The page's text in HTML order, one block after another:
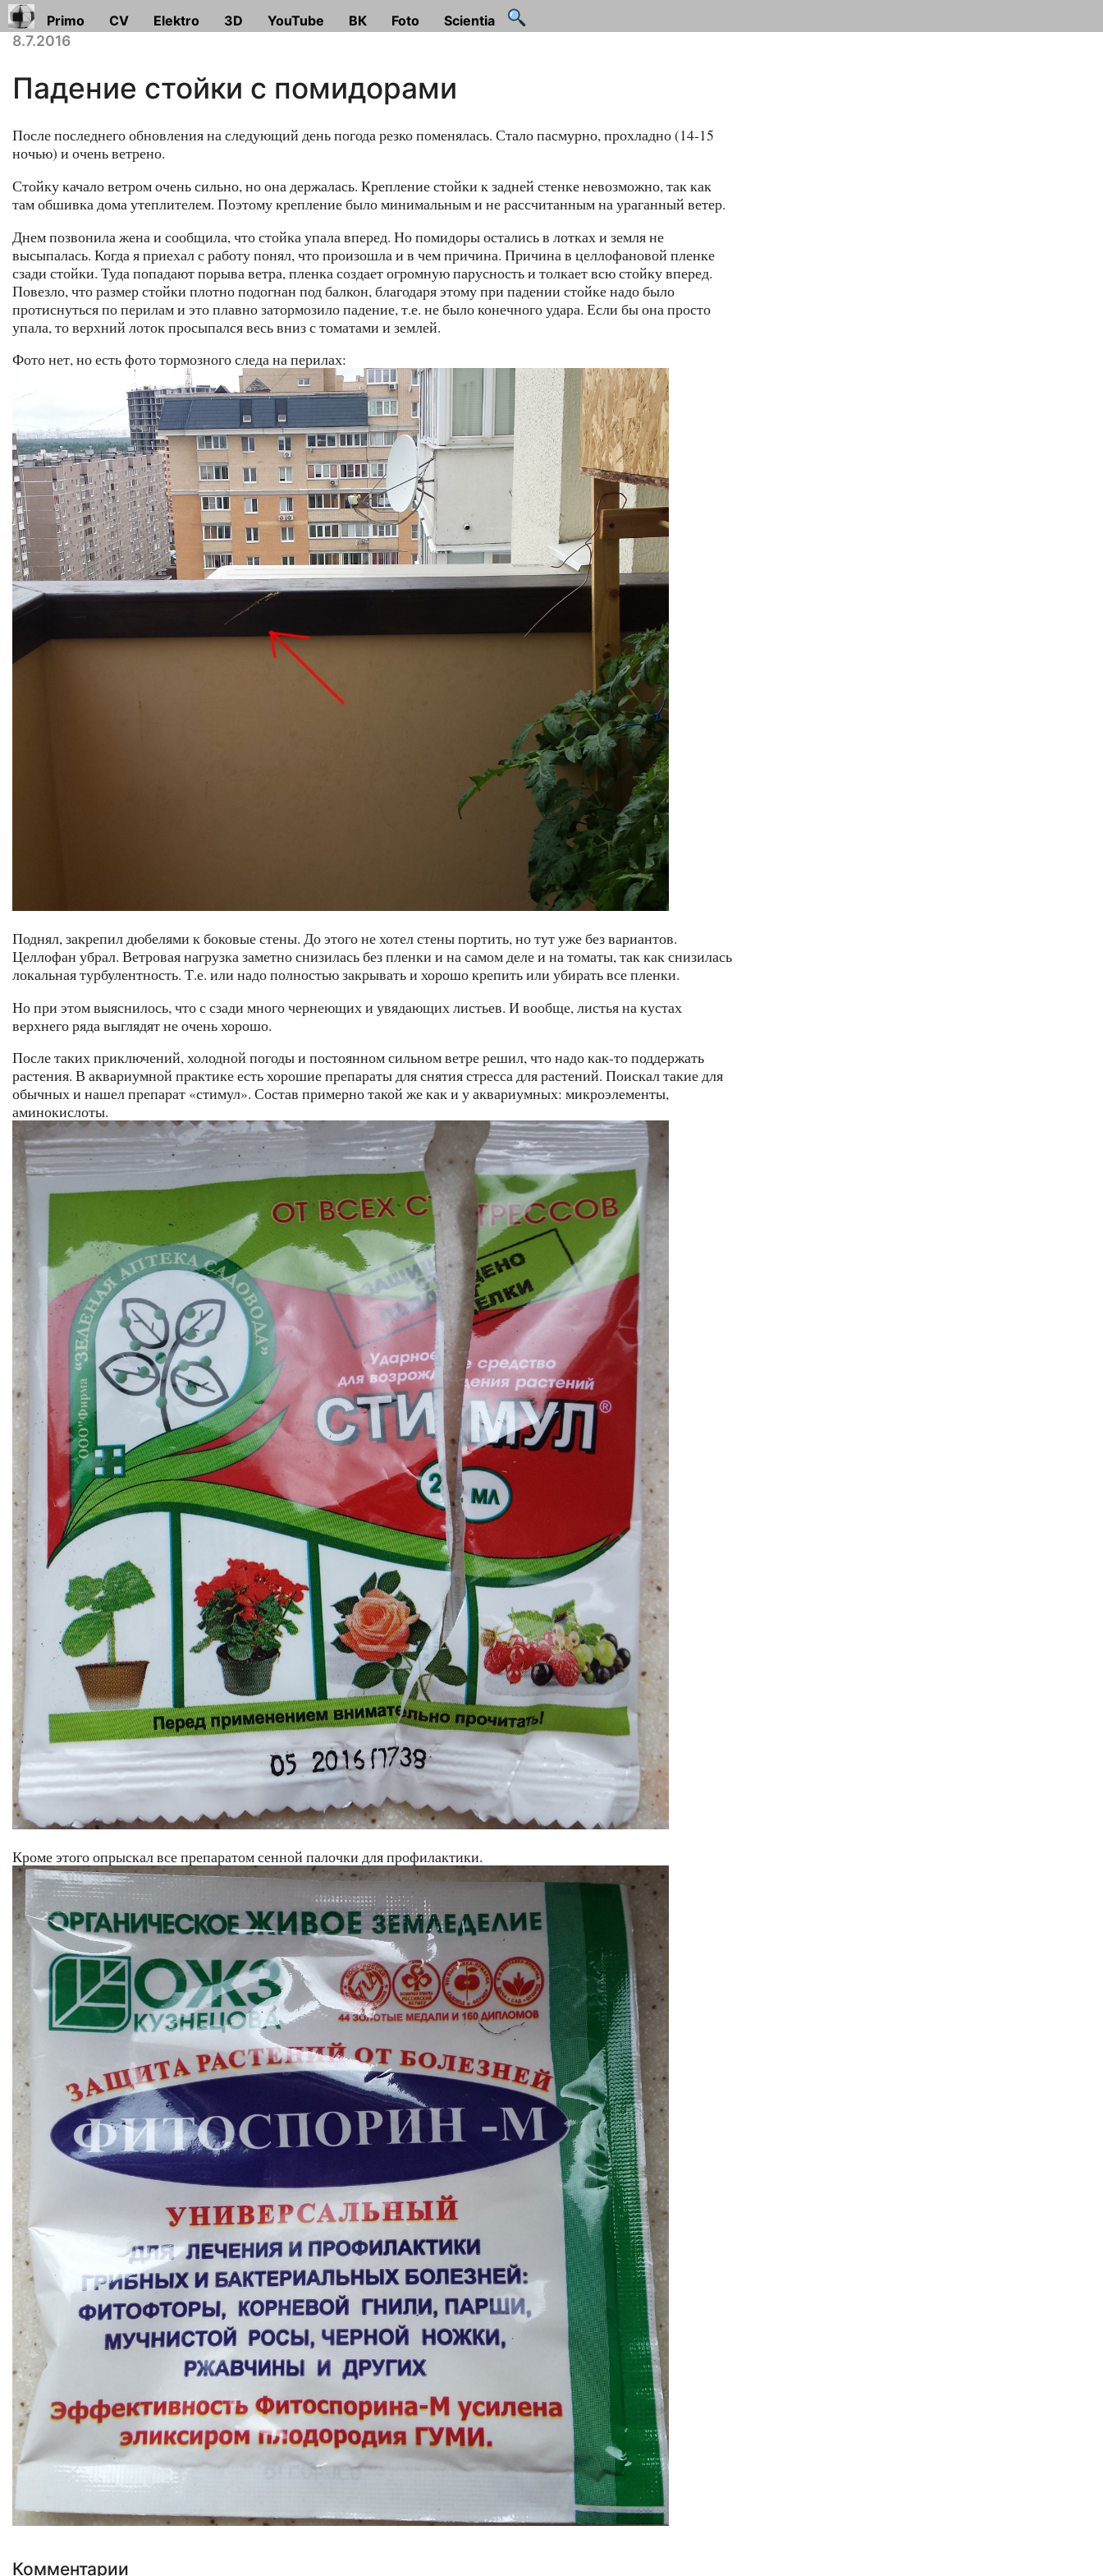
Primo CV Elektro 3D YouTube ВК Foto Scientia
8.7.2016
Падение стойки с помидорами
После последнего обновления на следующий день погода резко поменялась. Стало пасмурно, прохладно (14-15
ночью) и очень ветрено.
Стойку качало ветром очень сильно, но она держалась. Крепление стойки к задней стенке невозможно, так как
там обшивка дома утеплителем. Поэтому крепление было минимальным и не рассчитанным на ураганный ветер.
Днем позвонила жена и сообщила, что стойка упала вперед. Но помидоры остались в лотках и земля не
высыпалась. Когда я приехал с работу понял, что произошла и в чем причина. Причина в целлофановой пленке
сзади стойки. Туда попадают порыва ветра, пленка создает огромную парусность и толкает всю стойку вперед.
Повезло, что размер стойки плотно подогнан под балкон, благодаря этому при падении стойке надо было
протиснуться по перилам и это плавно затормозило падение, т.е. не было конечного удара. Если бы она просто
упала, то верхний лоток просыпался весь вниз с томатами и землей.
Фото нет, но есть фото тормозного следа на перилах:
Поднял, закрепил дюбелями к боковые стены. До этого не хотел стены портить, но тут уже без вариантов.
Целлофан убрал. Ветровая нагрузка заметно снизилась без пленки и на самом деле и на томаты, так как снизилась
локальная турбулентность. Т.е. или надо полностью закрывать и хорошо крепить или убирать все пленки.
Но при этом выяснилось, что с сзади много чернеющих и увядающих листьев. И вообще, листья на кустах
верхнего ряда выглядят не очень хорошо.
После таких приключений, холодной погоды и постоянном сильном ветре решил, что надо как-то поддержать
растения. В аквариумной практике есть хорошие препараты для снятия стресса для растений. Поискал такие для
обычных и нашел препарат «стимул». Состав примерно такой же как и у аквариумных: микроэлементы,
аминокислоты.
Кроме этого опрыскал все препаратом сенной палочки для профилактики.
Комментарии